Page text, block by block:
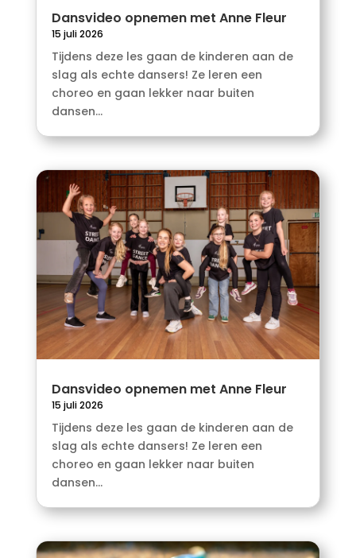
Dansvideo opnemen met Anne Fleur
15 juli 2026
Tijdens deze les gaan de kinderen aan de
slag als echte dansers! Ze leren een
choreo en gaan lekker naar buiten
dansen...
Dansvideo opnemen met Anne Fleur
15 juli 2026
Tijdens deze les gaan de kinderen aan de
slag als echte dansers! Ze leren een
choreo en gaan lekker naar buiten
dansen...